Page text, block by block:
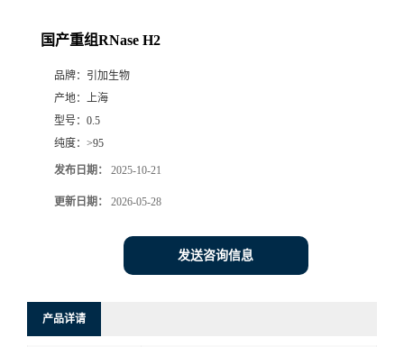
国产重组RNase H2
品牌： 引加生物
产地：
上海
型号： 0.5
纯度： >95
发布日期： 2025-10-21
更新日期： 2026-05-28
发送咨询信息
产品详请